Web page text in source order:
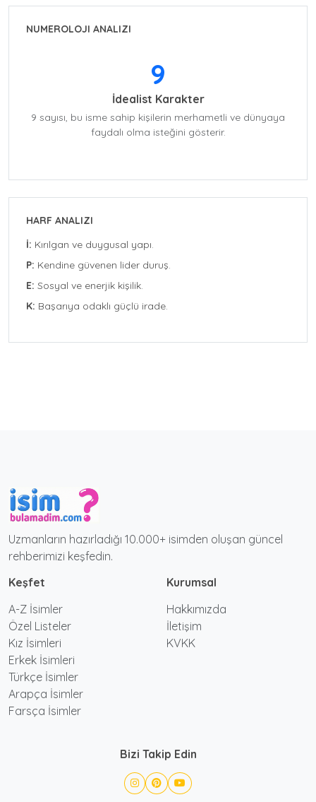
NUMEROLOJI ANALIZI
9
İdealist Karakter
9 sayısı, bu isme sahip kişilerin merhametli ve dünyaya
faydalı olma isteğini gösterir.
HARF ANALIZI
İ: Kırılgan ve duygusal yapı.
P: Kendine güvenen lider duruş.
E: Sosyal ve enerjik kişilik.
K: Başarıya odaklı güçlü irade.
Uzmanların hazırladığı 10.000+ isimden oluşan güncel
rehberimizi keşfedin.
Keşfet
A-Z İsimler
Özel Listeler
Kız İsimleri
Erkek İsimleri
Türkçe İsimler
Arapça İsimler
Farsça İsimler
Kurumsal
Hakkımızda
İletişim
KVKK
Bizi Takip Edin